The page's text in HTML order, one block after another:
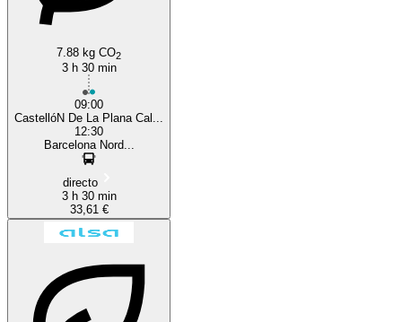
7.88 kg CO2
3 h 30 min
09:00
CastellóN De La Plana Cal...
12:30
Barcelona Nord...
directo
3 h 30 min
33,61 €